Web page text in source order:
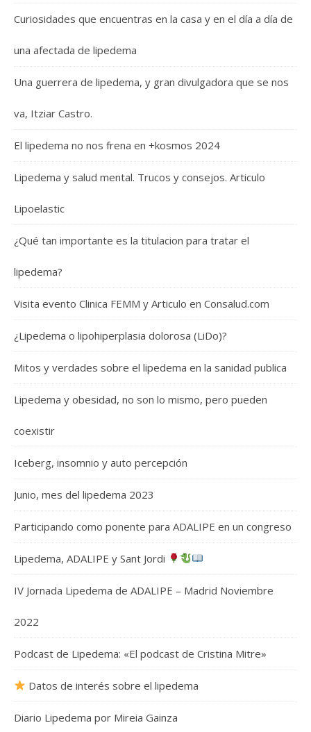
Curiosidades que encuentras en la casa y en el día a día de
una afectada de lipedema
Una guerrera de lipedema, y gran divulgadora que se nos
va, Itziar Castro.
El lipedema no nos frena en +kosmos 2024
Lipedema y salud mental. Trucos y consejos. Articulo
Lipoelastic
¿Qué tan importante es la titulacion para tratar el
lipedema?
Visita evento Clinica FEMM y Articulo en Consalud.com
¿Lipedema o lipohiperplasia dolorosa (LiDo)?
Mitos y verdades sobre el lipedema en la sanidad publica
Lipedema y obesidad, no son lo mismo, pero pueden
coexistir
Iceberg, insomnio y auto percepción
Junio, mes del lipedema 2023
Participando como ponente para ADALIPE en un congreso
Lipedema, ADALIPE y Sant Jordi
IV Jornada Lipedema de ADALIPE – Madrid Noviembre
2022
Podcast de Lipedema: «El podcast de Cristina Mitre»
Datos de interés sobre el lipedema
Diario Lipedema por Mireia Gainza